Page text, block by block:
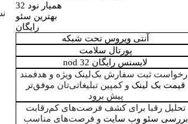
همیار نود 32
بهترین سئو
رایگان
آنتی ویروس تحت شبکه
پورتال سلامت
لایسنس رایگان nod 32
ثبت سفارش بک‌لینک ویژه و هدفمند
قیمت بک لینک و کمپین تبلیغاتی‌تان موفق‌تر
پیش برود
تحلیل رقبا برای کشف فرصت‌های کم‌رقابت
بررسی سئو وب سایت و فرصت‌های مناسب